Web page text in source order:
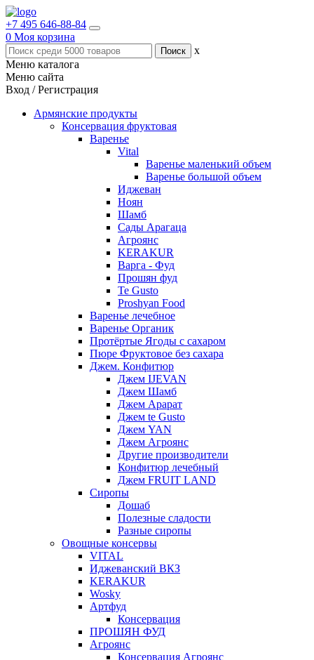
+7 495 646-88-84
0 Моя корзина
x
Меню каталога
Меню сайта
Вход / Регистрация
Армянские продукты
Консервация фруктовая
Варенье
Vital
Варенье маленький объем
Варенье большой объем
Иджеван
Ноян
Шамб
Сады Арагаца
Агроянс
KERAKUR
Варга - Фуд
Прошян фуд
Te Gusto
Proshyan Food
Варенье лечебное
Варенье Органик
Протёртые Ягоды с сахаром
Пюре Фруктовое без сахара
Джем. Конфитюр
Джем IJEVAN
Джем Шамб
Джем Арарат
Джем te Gusto
Джем YAN
Джем Агроянс
Другие производители
Конфитюр лечебный
Джем FRUIT LAND
Сиропы
Дошаб
Полезные сладости
Разные сиропы
Овощные консервы
VITAL
Иджеванский ВКЗ
KERAKUR
Wosky
Артфуд
Консервация
ПРОШЯН ФУД
Агроянс
Консервация Агроянс